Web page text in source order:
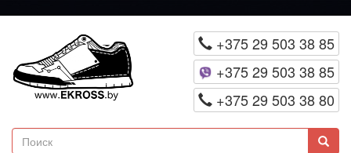
основному
содержанию
+375 29 503 38 85
+375 29 503 38 85
+375 29 503 38 80